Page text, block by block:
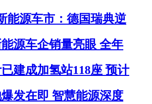
能源车市：德国瑞典逆
源车企销量亮眼 全年
建成加氢站118座 预计
发在即 智慧能源深度